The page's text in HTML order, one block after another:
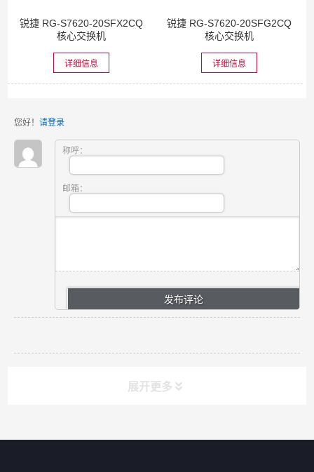
锐捷 RG-S7620-20SFX2CQ
核心交换机
详细信息
锐捷 RG-S7620-20SFG2CQ
核心交换机
详细信息
您好！ 请登录
称呼：
邮箱：
展开更多